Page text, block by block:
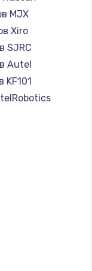
MJX
Xiro
SJRC
Autel
KF101